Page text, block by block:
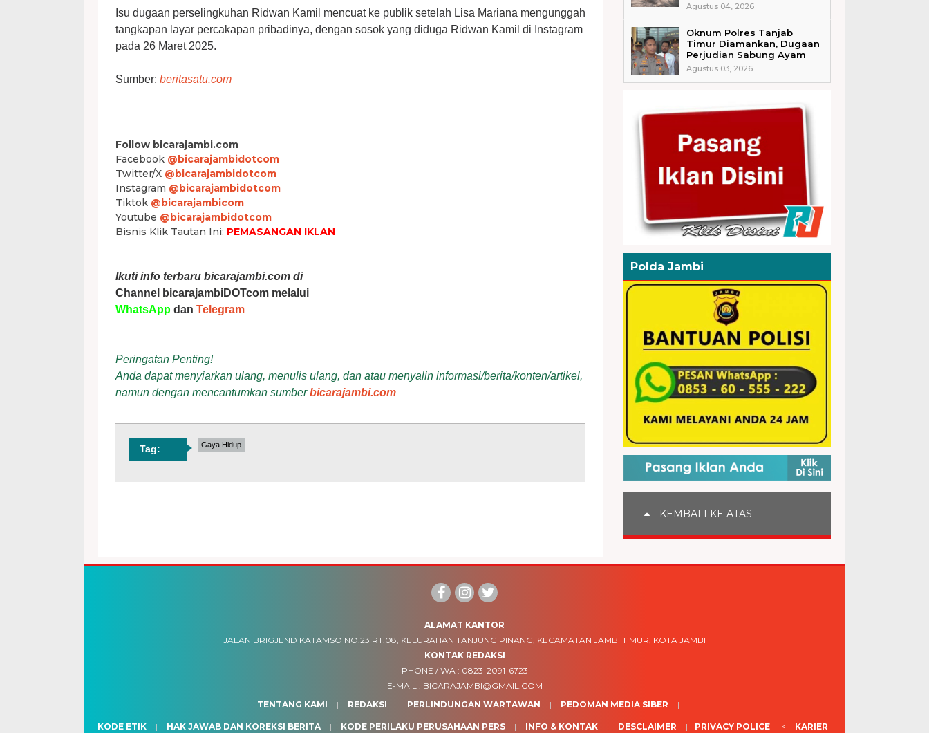
Isu dugaan perselingkuhan Ridwan Kamil mencuat ke publik setelah Lisa Mariana mengunggah
tangkapan layar percakapan pribadinya, dengan sosok yang diduga Ridwan Kamil di Instagram
pada 26 Maret 2025.
Sumber: beritasatu.com
Follow bicarajambi.com
Facebook @bicarajambidotcom
Twitter/X @bicarajambidotcom
Instagram @bicarajambidotcom
Tiktok @bicarajambicom
Youtube @bicarajambidotcom
Bisnis Klik Tautan Ini: PEMASANGAN IKLAN
Ikuti info terbaru bicarajambi.com di
Channel bicarajambiDOTcom melalui
WhatsApp dan Telegram
Peringatan Penting!
Anda dapat menyiarkan ulang, menulis ulang, dan atau menyalin informasi/berita/konten/artikel,
namun dengan mencantumkan sumberbicarajambi.com
Tag: Gaya Hidup
Agustus 04, 2026
Oknum Polres Tanjab
Timur Diamankan, Dugaan
Perjudian Sabung Ayam
Agustus 03, 2026
Polda Jambi
KEMBALI KE ATAS
ALAMAT KANTOR
JALAN BRIGJEND KATAMSO NO.23 RT.08, KELURAHAN TANJUNG PINANG, KECAMATAN JAMBI TIMUR, KOTA JAMBI
KONTAK REDAKSI
PHONE / WA : 0823-2091-6723
E-MAIL : BICARAJAMBI@GMAIL.COM
TENTANG KAMI
REDAKSI PERLINDUNGAN WARTAWAN PEDOMAN MEDIA SIBER
KODE ETIK HAK JAWAB DAN KOREKSI BERITA KODE PERILAKU PERUSAHAAN PERS INFO & KONTAK DESCLAIMER PRIVACY POLICE < KARIER